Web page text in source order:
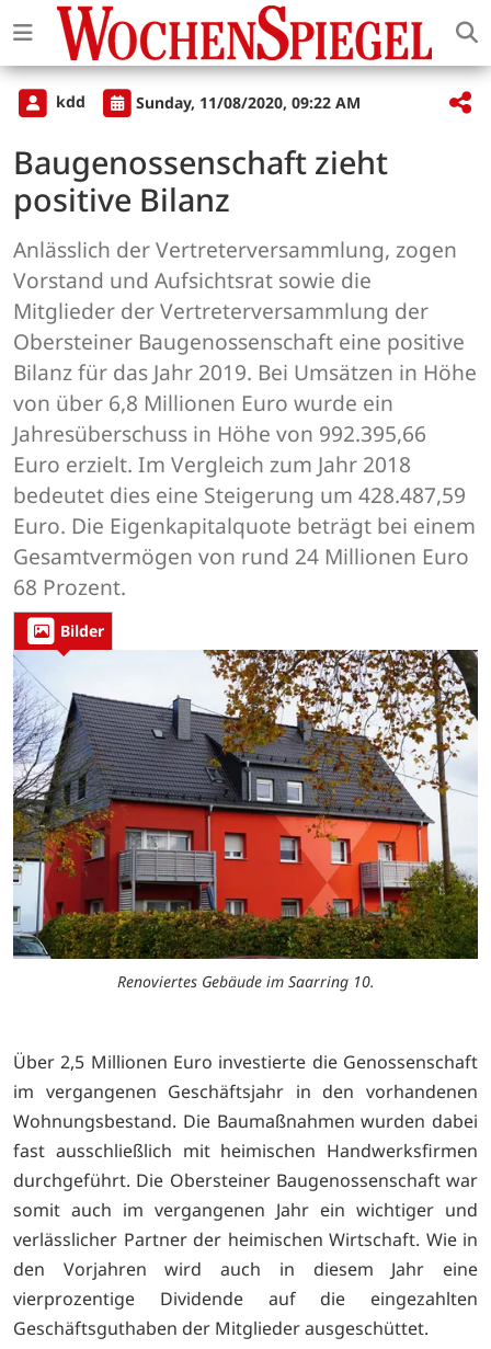
kdd Sunday, 11/08/2020, 09:22 AM
Baugenossenschaft zieht
positive Bilanz
Anlässlich der Vertreterversammlung, zogen
Vorstand und Aufsichtsrat sowie die
Mitglieder der Vertreterversammlung der
Obersteiner Baugenossenschaft eine positive
Bilanz für das Jahr 2019. Bei Umsätzen in Höhe
von über 6,8 Millionen Euro wurde ein
Jahresüberschuss in Höhe von 992.395,66
Euro erzielt. Im Vergleich zum Jahr 2018
bedeutet dies eine Steigerung um 428.487,59
Euro. Die Eigenkapitalquote beträgt bei einem
Gesamtvermögen von rund 24 Millionen Euro
68 Prozent.
Bilder
Renoviertes Gebäude im Saarring 10.
Über 2,5 Millionen Euro investierte die Genossenschaft
im vergangenen Geschäftsjahr in den vorhandenen
Wohnungsbestand. Die Baumaßnahmen wurden dabei
fast ausschließlich mit heimischen Handwerksfirmen
durchgeführt. Die Obersteiner Baugenossenschaft war
somit auch im vergangenen Jahr ein wichtiger und
verlässlicher Partner der heimischen Wirtschaft. Wie in
den Vorjahren wird auch in diesem Jahr eine
vierprozentige Dividende auf die eingezahlten
Geschäftsguthaben der Mitglieder ausgeschüttet.